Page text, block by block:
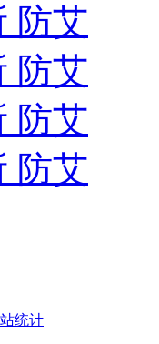
防艾
防艾
防艾
防艾
统计